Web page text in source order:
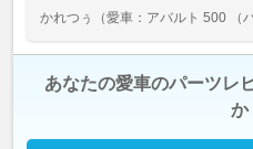
かれつぅ
（愛車：アバルト 500 （
あなたの愛車のパーツレ
か